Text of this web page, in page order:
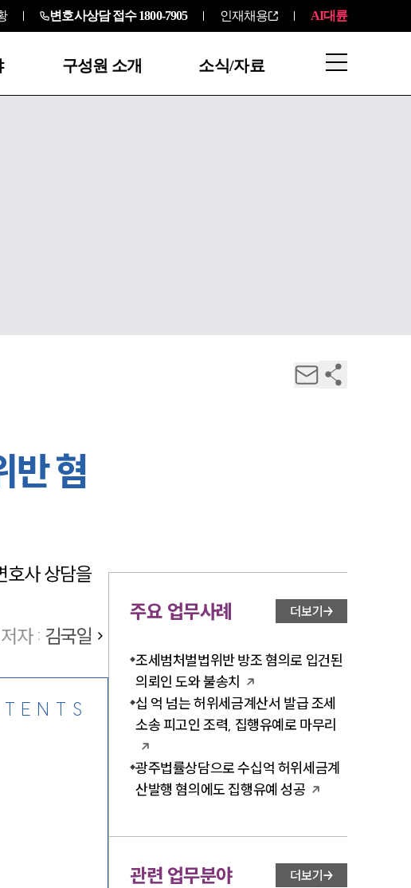
변호사상담 접수 1800-7905 인재채용 AI대륜
구성원 소개 소식/자료
반 혐
호사 상담을
저자 : 김국일
주요 업무사례 더보기
조세범처벌법위반 방조 혐의로 입건된
의뢰인 도와 불송치
십 억 넘는 허위세금계산서 발급 조세
소송 피고인 조력, 집행유예로 마무리
광주법률상담으로 수십억 허위세금계
산발행 혐의에도 집행유예 성공
관련 업무분야 더보기